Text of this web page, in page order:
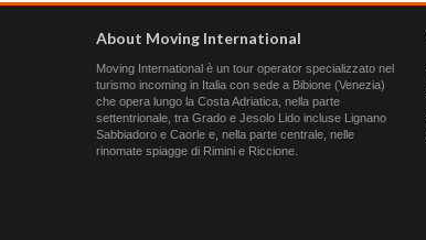
About Moving International
Moving International è un tour operator specializzato nel
turismo incoming in Italia con sede a Bibione (Venezia)
che opera lungo la Costa Adriatica, nella parte
settentrionale, tra Grado e Jesolo Lido incluse Lignano
Sabbiadoro e Caorle e, nella parte centrale, nelle
rinomate spiagge di Rimini e Riccione.